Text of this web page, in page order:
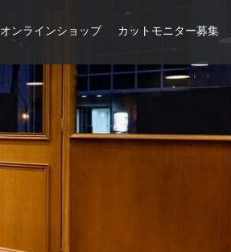
オンラインショップ カットモニター募集